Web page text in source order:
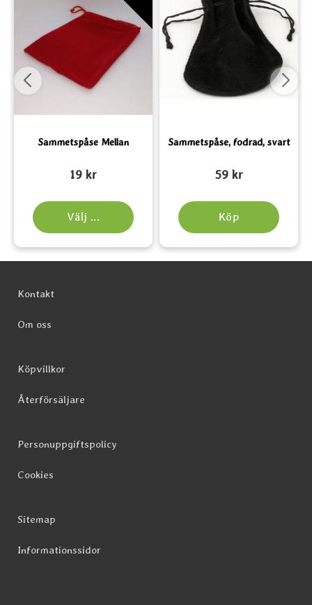
Sammetspåse Mellan
Art. nr 398819 kr
Välj ...
Sammetspåse, fodrad, svart
Art. nr 244759 kr
Köp
Kontakt
Om oss
Köpvillkor
Återförsäljare
Personuppgiftspolicy
Cookies
Sitemap
Informationssidor